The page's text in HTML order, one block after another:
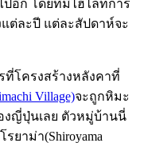
อีก โดยที่มีไฮไลท์การ
ต่ละปี แต่ละสัปดาห์จะ
โครงสร้างหลังคาที่
Village)จะถูกหิมะ
งญี่ปุ่นเลย ตัวหมู่บ้านนี่
าม่า(Shiroyama